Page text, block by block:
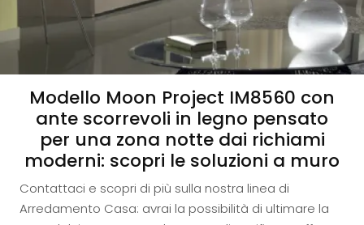
Modello Moon Project IM8560 con
ante scorrevoli in legno pensato
per una zona notte dai richiami
moderni: scopri le soluzioni a muro
Contattaci e scopri di più sulla nostra linea di
Arredamento Casa: avrai la possibilità di ultimare la